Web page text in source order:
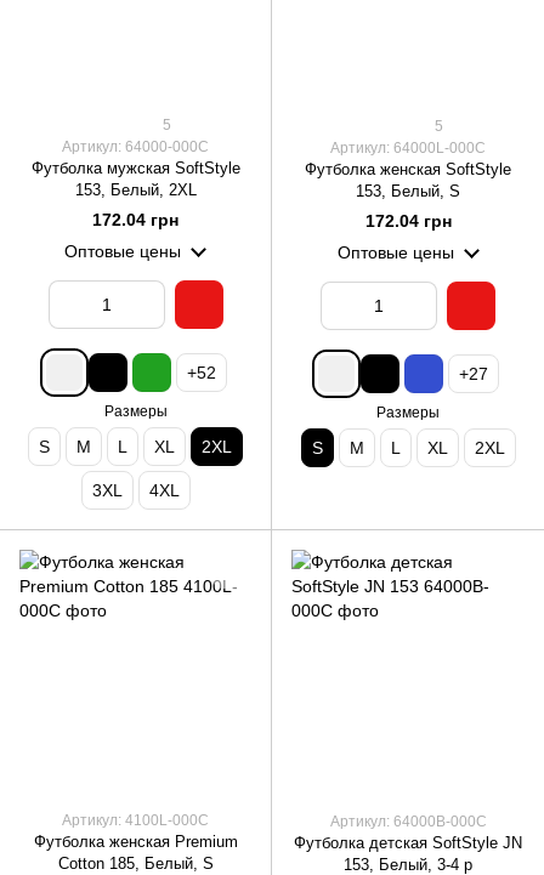
5
Артикул: 64000-000C
Футболка мужская SoftStyle
153, Белый, 2XL
172.04 грн
Оптовые цены
+52
Размеры
S M L XL 2XL
3XL 4XL
5
Артикул: 64000L-000C
Футболка женская SoftStyle
153, Белый, S
172.04 грн
Оптовые цены
+27
Размеры
S M L XL 2XL
Артикул: 4100L-000C
Футболка женская Premium
Cotton 185, Белый, S
Артикул: 64000B-000C
Футболка детская SoftStyle JN
153, Белый, 3-4 р